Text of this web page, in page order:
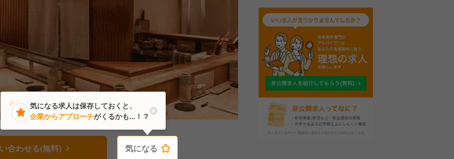
合わせる(無料) 気になる
気になる
気になる求人は保存しておくと、
企業からアプローチがくるかも...！？